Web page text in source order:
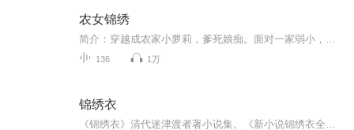
农女锦绣
136 1万
锦绣衣